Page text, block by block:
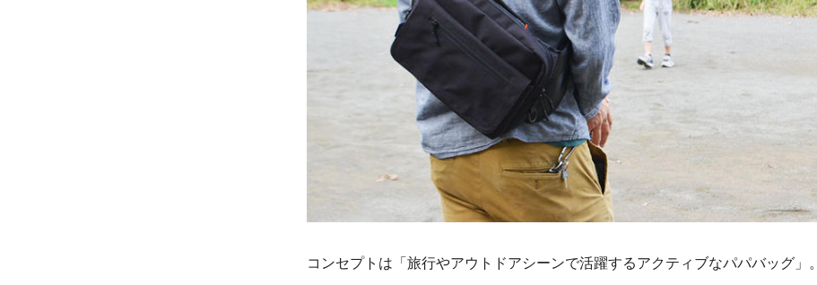
コンセプトは「旅行やアウトドアシーンで活躍するアクティブなパパバッグ」。